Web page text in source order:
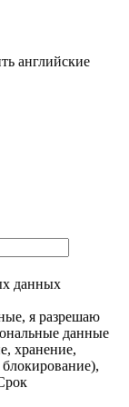
английские
данных
я разрешаю
данные
хранение,